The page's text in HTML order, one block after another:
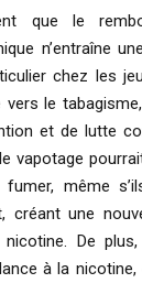
que le
n’entraîne
chez les
vers le
et de lutte
vapotage
même
créant une
De
à la